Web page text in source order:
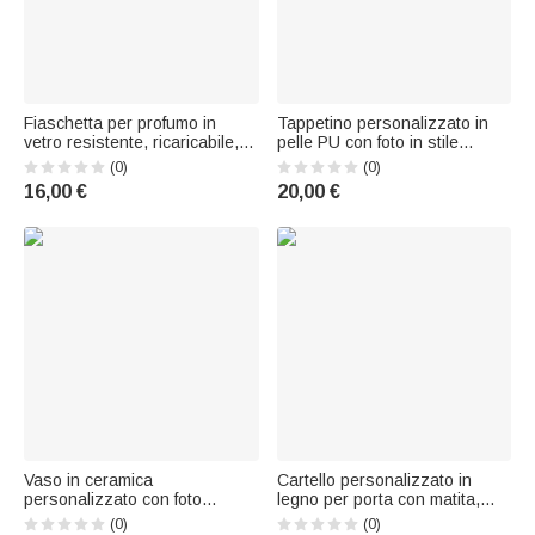
Fiaschetta per profumo in
vetro resistente, ricaricabile,
da 1-3 oz, con fiocco floreale
personalizzato, con nome e
titolo: per il corteo nuziale,
damigella d'onore, migliore
(0)
16,00 €
Tappetino personalizzato in
pelle PU con foto in stile
cartone animato di cane o
gatto, con nome, per uso
quotidiano, regalo di
degli animali, proprietari e
(0)
20,00 €
Vaso in ceramica
personalizzato con foto
dell'animale domestico e
(0)
Cartello personalizzato in
legno per porta con matita,
mela, margherita e nuvola, con
(0)